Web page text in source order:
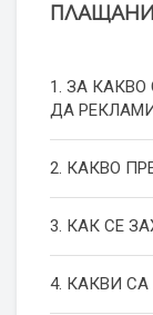
1. ЗА
ДА
2. КАКВО
3. КАК СЕ
4. КАКВИ